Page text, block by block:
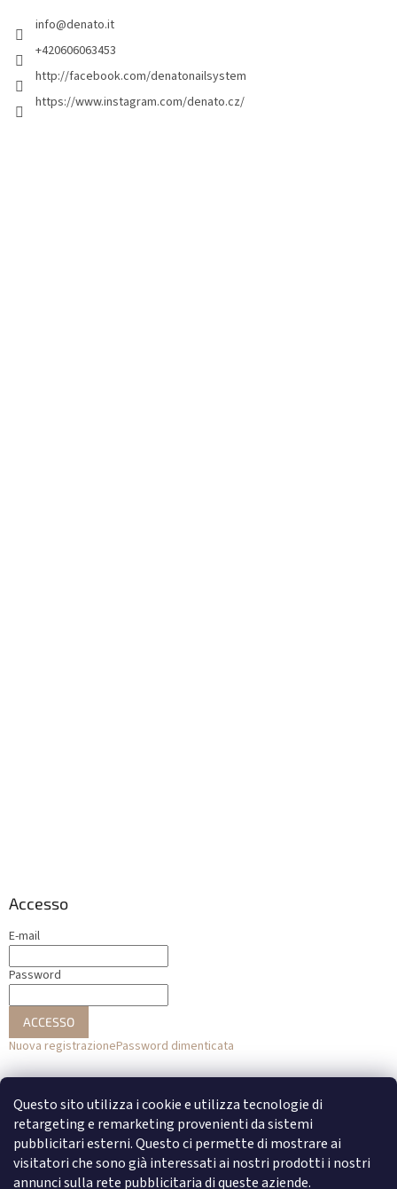
Questo sito utilizza i cookie e utilizza tecnologie di
retargeting e remarketing provenienti da sistemi
pubblicitari esterni. Questo ci permette di mostrare ai
visitatori che sono già interessati ai nostri prodotti i nostri
annunci sulla rete pubblicitaria di queste aziende.
info@denato.it
+420606063453
http://facebook.com/denatonailsystem
https://www.instagram.com/denato.cz/
Accesso
E-mail
Password
ACCESSO
Nuova registrazionePassword dimenticata
o
Accesso con Facebook
Accesso con Google